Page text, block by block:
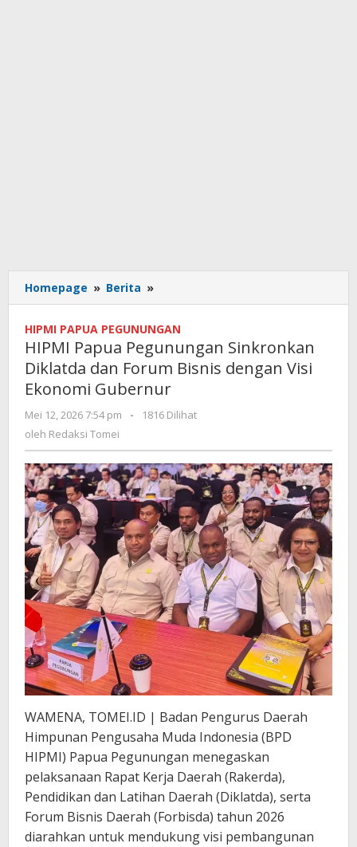
Homepage » Berita »
Papua
Sinkronkan
Diklatda
dan
Forum
dengan
Ekonomi
Gubernur
HIPMI PAPUA PEGUNUNGAN
HIPMI Papua Pegunungan Sinkronkan
Diklatda dan Forum Bisnis dengan Visi
Ekonomi Gubernur
Mei 12, 2026 7:54 pm
oleh
-
1816 Dilihat
oleh Redaksi Tomei
WAMENA, TOMEI.ID | Badan Pengurus Daerah
Himpunan Pengusaha Muda Indonesia (BPD
HIPMI) Papua Pegunungan menegaskan
pelaksanaan Rapat Kerja Daerah (Rakerda),
Pendidikan dan Latihan Daerah (Diklatda), serta
Forum Bisnis Daerah (Forbisda) tahun 2026
diarahkan untuk mendukung visi pembangunan